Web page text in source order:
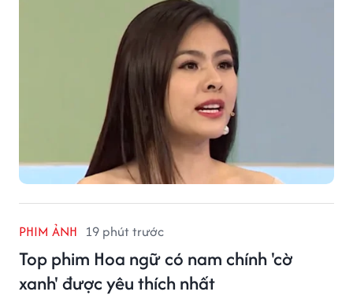
PHIM ẢNH 19 phút trước
Top phim Hoa ngữ có nam chính 'cờ
xanh' được yêu thích nhất